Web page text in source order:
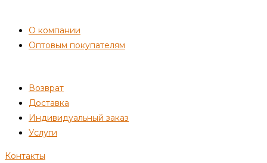
О компании
Оптовым покупателям
Возврат
Доставка
Индивидуальный заказ
Услуги
Контакты